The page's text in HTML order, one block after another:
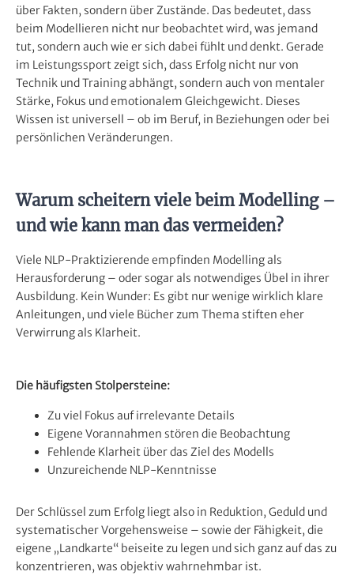
über Fakten, sondern über Zustände. Das bedeutet, dass
beim Modellieren nicht nur beobachtet wird, was jemand
tut, sondern auch wie er sich dabei fühlt und denkt. Gerade
im Leistungssport zeigt sich, dass Erfolg nicht nur von
Technik und Training abhängt, sondern auch von mentaler
Stärke, Fokus und emotionalem Gleichgewicht. Dieses
Wissen ist universell – ob im Beruf, in Beziehungen oder bei
persönlichen Veränderungen.
Warum scheitern viele beim Modelling –
und wie kann man das vermeiden?
Viele NLP-Praktizierende empfinden Modelling als
Herausforderung – oder sogar als notwendiges Übel in ihrer
Ausbildung. Kein Wunder: Es gibt nur wenige wirklich klare
Anleitungen, und viele Bücher zum Thema stiften eher
Verwirrung als Klarheit.
Die häufigsten Stolpersteine:
Zu viel Fokus auf irrelevante Details
Eigene Vorannahmen stören die Beobachtung
Fehlende Klarheit über das Ziel des Modells
Unzureichende NLP-Kenntnisse
Der Schlüssel zum Erfolg liegt also in Reduktion, Geduld und
systematischer Vorgehensweise – sowie der Fähigkeit, die
eigene „Landkarte“ beiseite zu legen und sich ganz auf das zu
konzentrieren, was objektiv wahrnehmbar ist.